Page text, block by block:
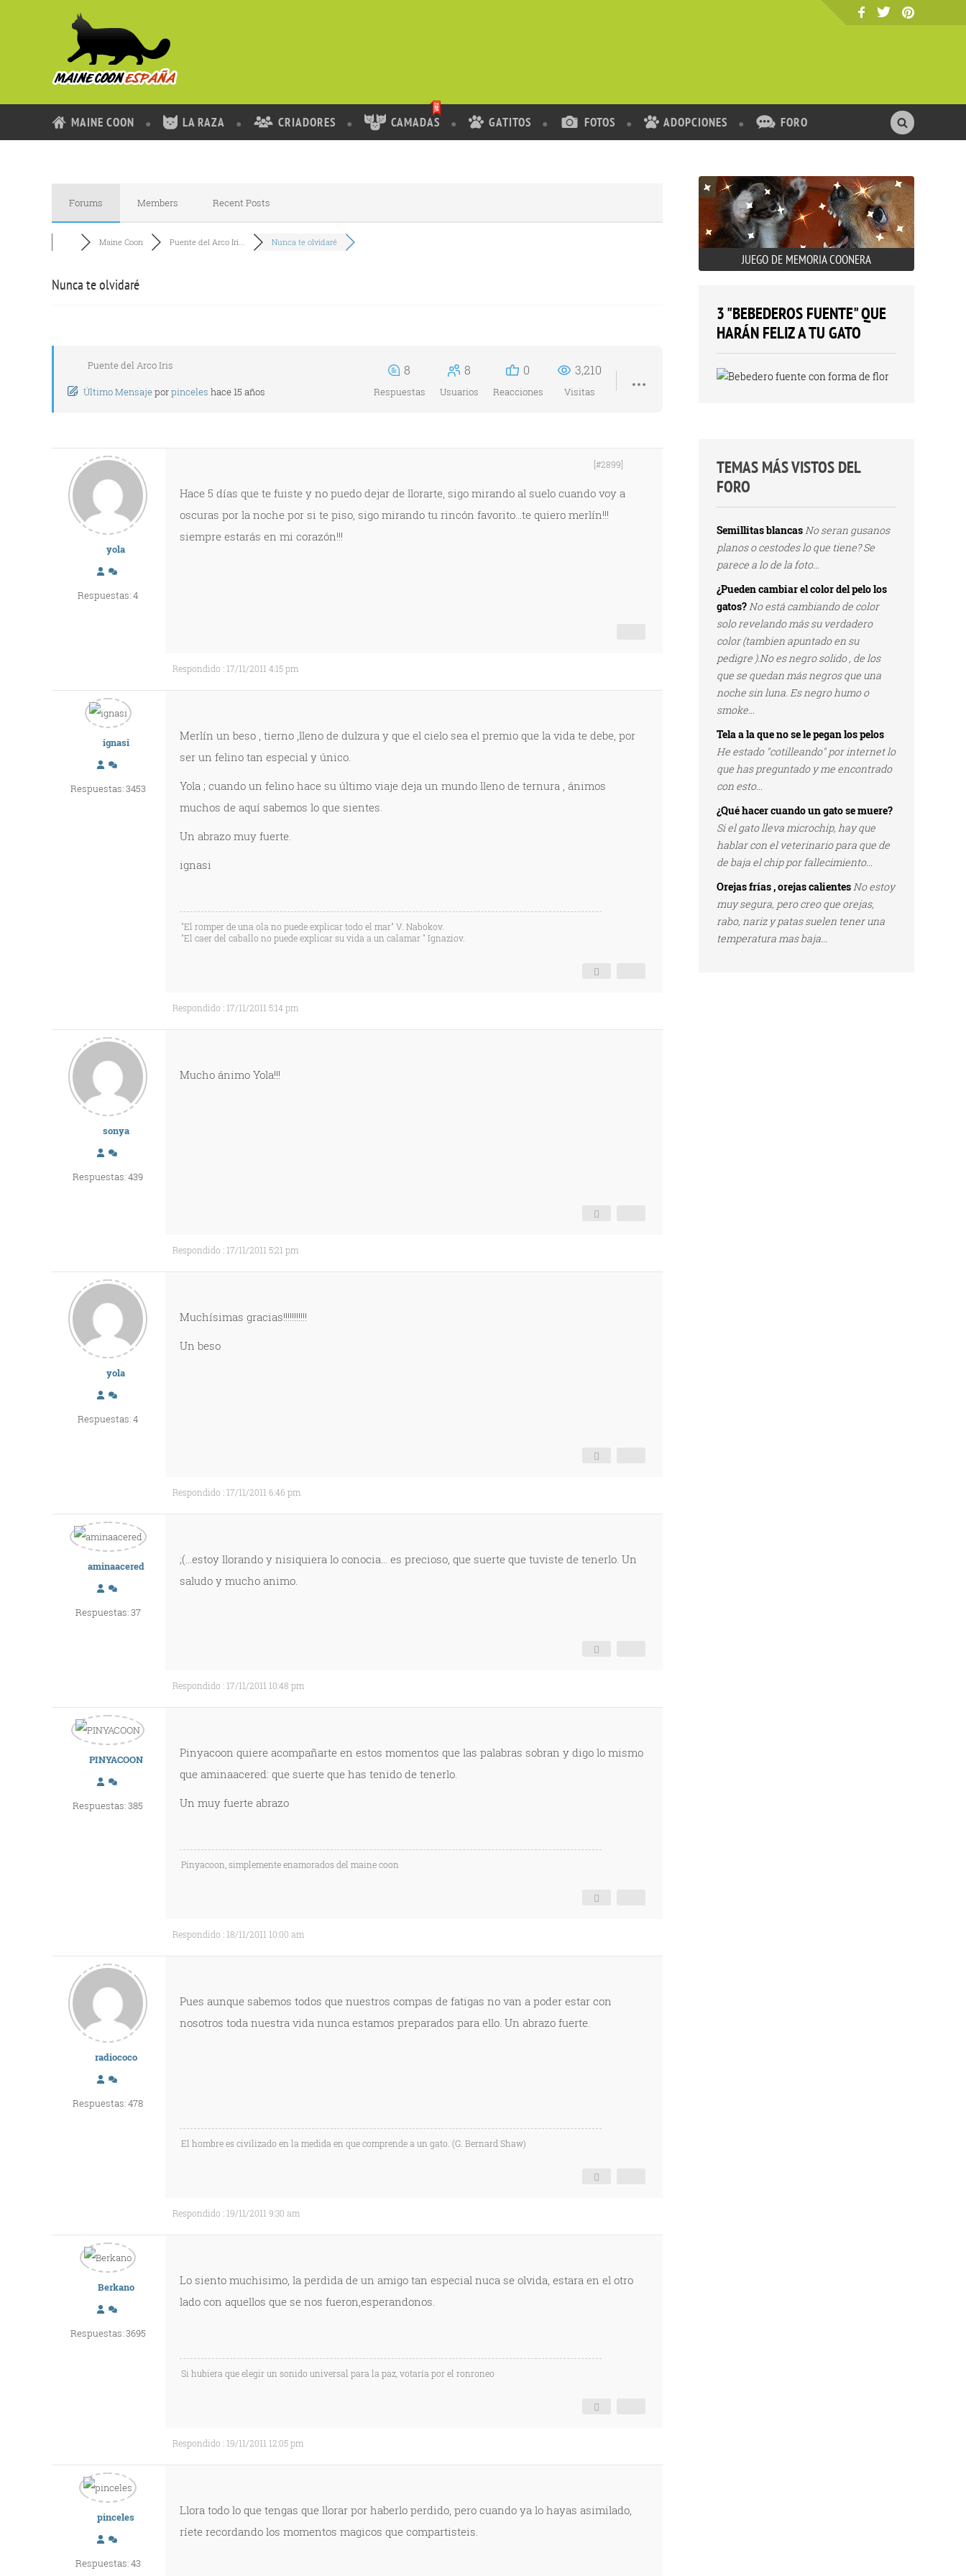
MAINE COON LA RAZA CRIADORES CAMADAS GATITOS FOTOS ADOPCIONES FORO
Forums Members Recent Posts
Maine Coon Puente del Arco Iri... Nunca te olvidaré
Nunca te olvidaré
Puente del Arco Iris
Último Mensajeporpinceles hace 15 años
8
Respuestas
8
Usuarios
0
Reacciones
3,210
Visitas
yola
Respuestas: 4
[#2899]
Hace 5 días que te fuiste y no puedo dejar de llorarte, sigo mirando al suelo cuando voy a
oscuras por la noche por si te piso, sigo mirando tu rincón favorito...te quiero merlín!!!
siempre estarás en mi corazón!!!
Respondido : 17/11/2011 4:15 pm
ignasi
Respuestas: 3453
Merlín un beso , tierno ,lleno de dulzura y que el cielo sea el premio que la vida te debe, por
ser un felino tan especial y único.
Yola ; cuando un felino hace su último viaje deja un mundo lleno de ternura , ánimos
muchos de aquí sabemos lo que sientes.
Un abrazo muy fuerte.
ignasi
"El romper de una ola no puede explicar todo el mar" V. Nabokov.
"El caer del caballo no puede explicar su vida a un calamar " Ignaziov.
Respondido : 17/11/2011 5:14 pm
sonya
Respuestas: 439
Mucho ánimo Yola!!!
Respondido : 17/11/2011 5:21 pm
yola
Respuestas: 4
Muchísimas gracias!!!!!!!!!!!
Un beso
Respondido : 17/11/2011 6:46 pm
aminaacered
Respuestas: 37
;(...estoy llorando y nisiquiera lo conocia... es precioso, que suerte que tuviste de tenerlo. Un
saludo y mucho animo.
Respondido : 17/11/2011 10:48 pm
PINYACOON
Respuestas: 385
Pinyacoon quiere acompañarte en estos momentos que las palabras sobran y digo lo mismo
que aminaacered: que suerte que has tenido de tenerlo.
Un muy fuerte abrazo
Pinyacoon, simplemente enamorados del maine coon
Respondido : 18/11/2011 10:00 am
radiococo
Respuestas: 478
Pues aunque sabemos todos que nuestros compas de fatigas no van a poder estar con
nosotros toda nuestra vida nunca estamos preparados para ello. Un abrazo fuerte.
El hombre es civilizado en la medida en que comprende a un gato. (G. Bernard Shaw)
Respondido : 19/11/2011 9:30 am
Berkano
Respuestas: 3695
Lo siento muchisimo, la perdida de un amigo tan especial nuca se olvida, estara en el otro
lado con aquellos que se nos fueron,esperandonos.
Si hubiera que elegir un sonido universal para la paz, votaría por el ronroneo
Respondido : 19/11/2011 12:05 pm
pinceles
Respuestas: 43
Llora todo lo que tengas que llorar por haberlo perdido, pero cuando ya lo hayas asimilado,
ríete recordando los momentos magicos que compartisteis.
JUEGO DE MEMORIA COONERA
3 "BEBEDEROS FUENTE" QUE
HARÁN FELIZ A TU GATO
TEMAS MÁS VISTOS DEL
FORO
Semillitas blancasNo seran gusanos
planos o cestodes lo que tiene? Se
parece a lo de la foto...
¿Pueden cambiar el color del pelo los
gatos?No está cambiando de color
solo revelando más su verdadero
color (tambien apuntado en su
pedigre ).No es negro solido , de los
que se quedan más negros que una
noche sin luna. Es negro humo o
smoke...
Tela a la que no se le pegan los pelos
He estado "cotilleando" por internet lo
que has preguntado y me encontrado
con esto...
¿Qué hacer cuando un gato se muere?
Si el gato lleva microchip, hay que
hablar con el veterinario para que de
de baja el chip por fallecimiento...
Orejas frías , orejas calientesNo estoy
muy segura, pero creo que orejas,
rabo, nariz y patas suelen tener una
temperatura mas baja...